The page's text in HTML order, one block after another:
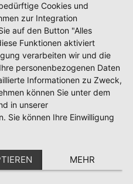
Cookies und
zur Integration
auf den Button "Alles
Funktionen aktiviert
verarbeiten wir und die
personenbezogenen Daten
Informationen zu Zweck,
können Sie unter dem
in unserer
Sie können Ihre Einwilligung
MEHR